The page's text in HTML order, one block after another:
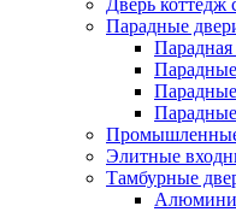
Дверь коттедж
Парадные
Парадная
Парадные
Элитные
Тамбурные